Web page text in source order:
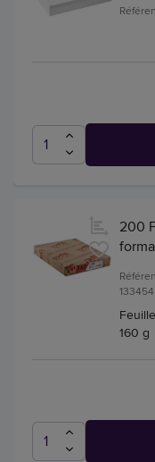
200
133454
160 g